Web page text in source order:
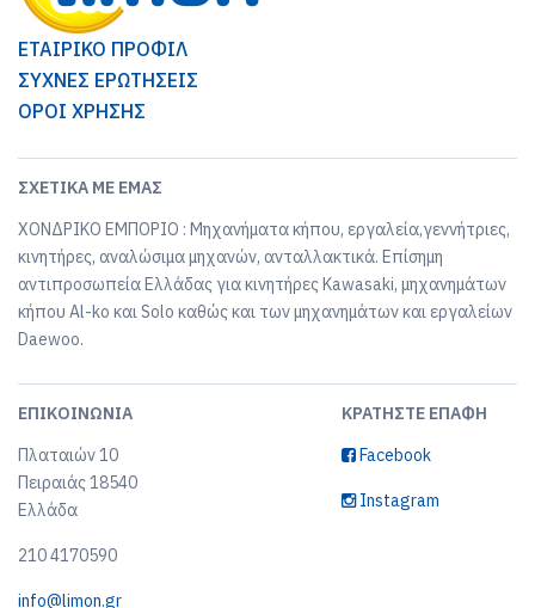
ΕΤΑΙΡΙΚΟ ΠΡΟΦΙΛ
ΣΥΧΝΕΣ ΕΡΩΤΗΣΕΙΣ
ΟΡΟΙ ΧΡΗΣΗΣ
ΣΧΕΤΙΚΆ ΜΕ ΕΜΆΣ
ΧΟΝΔΡΙΚΟ ΕΜΠΟΡΙΟ : Μηχανήματα κήπου, εργαλεία,γεννήτριες,
κινητήρες, αναλώσιμα μηχανών, ανταλλακτικά. Επίσημη
αντιπροσωπεία Ελλάδας για κινητήρες Kawasaki, μηχανημάτων
κήπου Al-ko και Solo καθώς και των μηχανημάτων και εργαλείων
Daewoo.
ΕΠΙΚΟΙΝΩΝΊΑ
Πλαταιών 10
Πειραιάς 18540
Ελλάδα
210 4170590
info@limon.gr
ΚΡΑΤΉΣΤΕ ΕΠΑΦΉ
Facebook
Instagram